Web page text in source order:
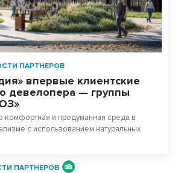
ПАРТНЕРОВ
впервые клиентские
девелопера — группы
комфортная и продуманная среда в
с использованием натуральных
ПАРТНЕРОВ